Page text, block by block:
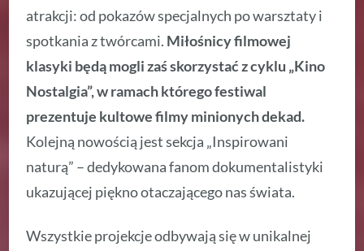
atrakcji: od pokazów specjalnych po warsztaty i
spotkania z twórcami. Miłośnicy filmowej
klasyki będą mogli zaś skorzystać z cyklu „Kino
Nostalgia”, w ramach którego festiwal
prezentuje kultowe filmy minionych dekad.
Kolejną nowością jest sekcja „Inspirowani
naturą” – dedykowana fanom dokumentalistyki
ukazującej piękno otaczającego nas świata.
Wszystkie projekcje odbywają się w unikalnej